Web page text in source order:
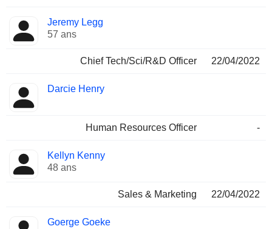
Jeremy Legg
57 ans
Chief Tech/Sci/R&D Officer 22/04/2022
Darcie Henry
Human Resources Officer -
Kellyn Kenny
48 ans
Sales & Marketing 22/04/2022
Goerge Goeke